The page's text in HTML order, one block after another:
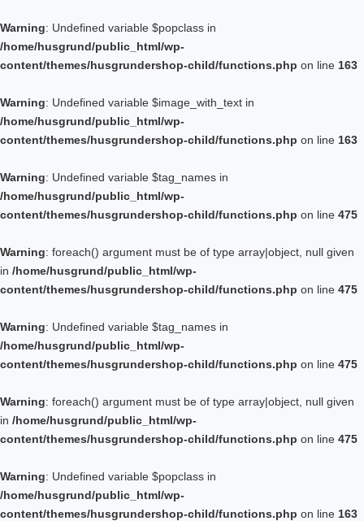
Warning: Undefined variable $popclass in
/home/husgrund/public_html/wp-
content/themes/husgrundershop-child/functions.php on line 163
Warning: Undefined variable $image_with_text in
/home/husgrund/public_html/wp-
content/themes/husgrundershop-child/functions.php on line 163
Warning: Undefined variable $tag_names in
/home/husgrund/public_html/wp-
content/themes/husgrundershop-child/functions.php on line 475
Warning: foreach() argument must be of type array|object, null given
in /home/husgrund/public_html/wp-
content/themes/husgrundershop-child/functions.php on line 475
Warning: Undefined variable $tag_names in
/home/husgrund/public_html/wp-
content/themes/husgrundershop-child/functions.php on line 475
Warning: foreach() argument must be of type array|object, null given
in /home/husgrund/public_html/wp-
content/themes/husgrundershop-child/functions.php on line 475
Warning: Undefined variable $popclass in
/home/husgrund/public_html/wp-
content/themes/husgrundershop-child/functions.php on line 163